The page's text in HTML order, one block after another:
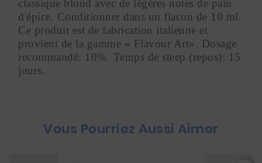
classique blond avec de légères notes de pain
d'épice. Conditionner dans un flacon de 10 ml.
Ce produit est de fabrication italienne et
provient de la gamme « Flavour Art». Dosage
recommandé: 10%. Temps de steep (repos): 15
jours.
Vous Pourriez Aussi Aimer